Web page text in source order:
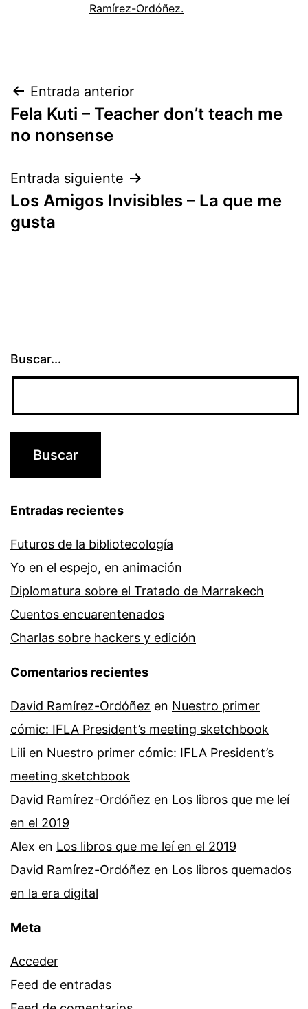
Ramírez-Ordóñez.
Navegación
de
Entrada anterior
Fela Kuti – Teacher don’t teach me
no nonsense
Entrada siguiente
Los Amigos Invisibles – La que me
gusta
Buscar...
Entradas recientes
Futuros de la bibliotecología
Yo en el espejo, en animación
Diplomatura sobre el Tratado de Marrakech
Cuentos encuarentenados
Charlas sobre hackers y edición
Comentarios recientes
David Ramírez-Ordóñez en Nuestro primer
cómic: IFLA President’s meeting sketchbook
Lili en Nuestro primer cómic: IFLA President’s
meeting sketchbook
David Ramírez-Ordóñez en Los libros que me leí
en el 2019
Alex en Los libros que me leí en el 2019
David Ramírez-Ordóñez en Los libros quemados
en la era digital
Meta
Acceder
Feed de entradas